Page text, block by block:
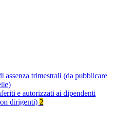
assenza trimestrali (da pubblicare
e autorizzati ai dipendenti
dirigenti) 2